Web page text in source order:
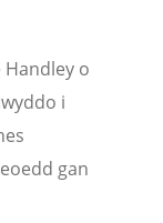
o
i
gan